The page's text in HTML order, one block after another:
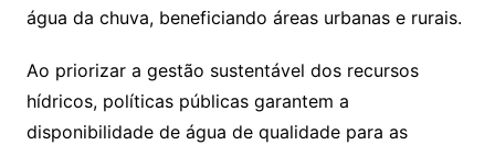
água da chuva, beneficiando áreas urbanas e rurais.
Ao priorizar a gestão sustentável dos recursos
hídricos, políticas públicas garantem a
disponibilidade de água de qualidade para as